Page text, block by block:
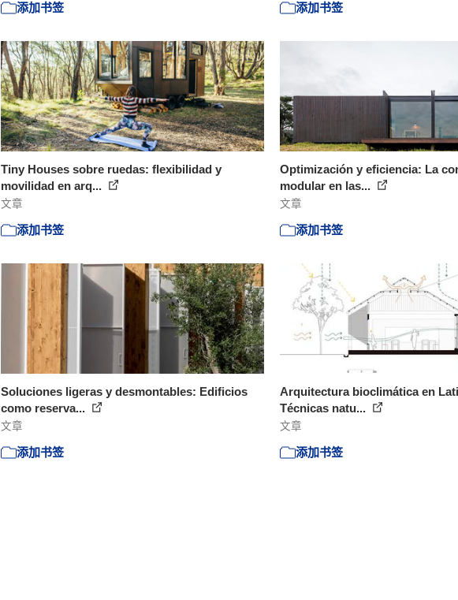
添加书签 添加书签
Tiny Houses sobre ruedas: flexibilidad y
movilidad en arq...
文章
添加书签
Optimización y eficiencia: La
modular en las...
文章
添加书签
Soluciones ligeras y desmontables: Edificios
como reserva...
文章
添加书签
Arquitectura bioclimática en
Técnicas natu...
文章
添加书签